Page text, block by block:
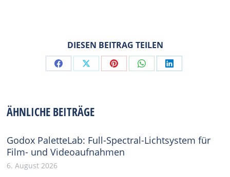
DIESEN BEITRAG TEILEN
Share Share Share Share Share
ÄHNLICHE BEITRÄGE
Godox PaletteLab: Full-Spectral-Lichtsystem für
Film- und Videoaufnahmen
6. August 2026